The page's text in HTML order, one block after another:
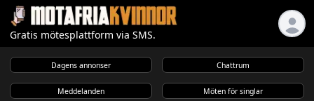
Gratis mötesplattform via SMS.
Dagens annonser Chattrum
Meddelanden Möten för singlar